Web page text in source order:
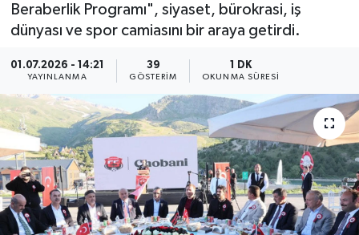
Beraberlik Programı", siyaset, bürokrasi, iş
dünyası ve spor camiasını bir araya getirdi.
01.07.2026 - 14:21
YAYINLANMA
39
GÖSTERIM
1 DK
OKUNMA SÜRESI